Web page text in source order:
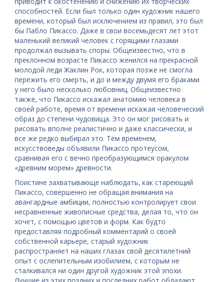
способностей. Если был только один художник нашего
времени, который был исключением из правил, это был
бы Пабло Пикассо. Даже в свои восемьдесят лет этот
маленький великий человек с горящими глазами
продолжал вызывать споры. Общеизвестно, что в
преклонном возрасте Пикассо женился на прекрасной
молодой леди Жаклин Рок, которая позже не смогла
пережить его смерть, и до и между двумя его браками
у него было несколько любовниц. Общеизвестно
также, что Пикассо искажал анатомию человека в
своей работе, время от времени искажая человеческий
образ до степени чудовища. Это он мог рисовать и
рисовать вполне реалистично и даже классически, и
все же редко выбирал это. Тем временем,
искусствоведы объявили Пикассо протеусом,
сравнивая его с вечно преобразующимся оракулом
«древним морем» древности.
Поистине захватывающе наблюдать, как стареющий
Пикассо, совершенно не обращая внимания на
авангардные амбиции, полностью контролирует свои
несравненные живописные средства, делая то, что он
хочет, с помощью цветов и форм. Как будто
предоставляя подробный комментарий о своей
собственной карьере, старый художник
распространяет на наших глазах свой десятилетний
опыт с ослепительным изобилием, с которым не
сталкивался ни один другой художник этой эпохи.